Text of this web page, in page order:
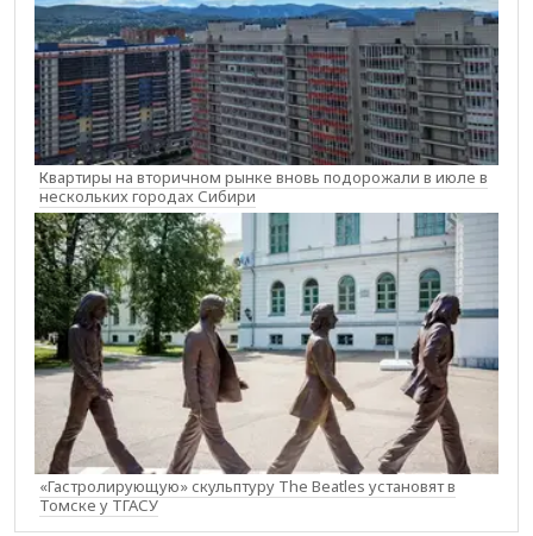
Квартиры на вторичном рынке вновь подорожали в июле в
нескольких городах Сибири
«Гастролирующую» скульптуру The Beatles установят в
Томске у ТГАСУ